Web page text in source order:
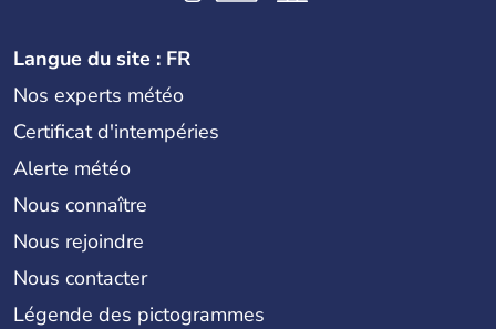
Langue du site : FR
Nos experts météo
Certificat d'intempéries
Alerte météo
Nous connaître
Nous rejoindre
Nous contacter
Légende des pictogrammes